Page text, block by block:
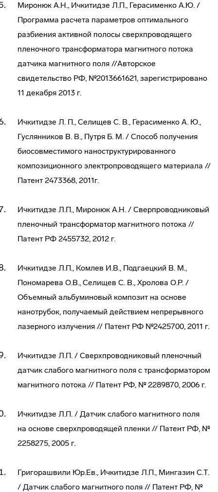
Миронюк А.Н., Ичкитидзе Л.П., Герасименко А.Ю. /
Программа расчета параметров оптимального
разбиения активной полосы сверхпроводящего
пленочного трансформатора магнитного потока
датчика магнитного поля //Авторское
свидетельство РФ, №2013661621, зарегистрировано
11 декабря 2013 г.
Ичкитидзе Л. П., Селищев С. В., Герасименко А. Ю.,
Гуслянников В. В., Путря Б. М. / Способ получения
биосовместимого наноструктурированного
композиционного электропроводящего материала //
Патент 2473368, 2011г.
Ичкитидзе Л.П., Миронюк А.Н. / Сверпроводниковый
пленочный трансформатор магнитного потока //
Патент РФ 2455732, 2012 г.
Ичкитидзе Л.П., Комлев И.В., Подгаецкий В. М.,
Пономарева О.В., Селищев С. В., Хролова О.Р. /
Объемный альбуминовый композит на основе
нанотрубок, получаемый действием непрерывного
лазерного излучения // Патент РФ №2425700, 2011 г.
Ичкитидзе Л.П. / Сверхпроводниковый пленочный
датчик слабого магнитного поля с трансформатором
магнитного потока // Патент РФ, № 2289870, 2006 г.
Ичкитидзе Л.П. / Датчик слабого магнитного поля
на основе сверхпроводящей пленки // Патент РФ, №
2258275, 2005 г.
Григорашвили Юр.Ев., Ичкитидзе Л.П., Мингазин С.Т.
/ Датчик слабого магнитного поля // Патент РФ, №